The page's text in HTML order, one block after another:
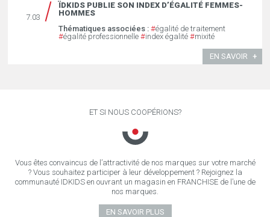
7.03
ÏDKIDS PUBLIE SON INDEX D’ÉGALITÉ FEMMES-
HOMMES
Thématiques associées : #égalité de traitement
#égalité professionnelle #index égalité #mixité
EN SAVOIR
ET SI NOUS COOPÉRIONS?
Vous êtes convaincus de l’attractivité de nos marques sur votre marché
? Vous souhaitez participer à leur développement ? Rejoignez la
communauté IDKIDS en ouvrant un magasin en FRANCHISE de l’une de
nos marques.
EN SAVOIR PLUS